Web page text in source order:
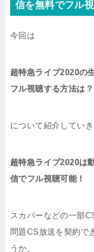
信を無料でフル
今回は
超特急ライブ2020の
フル視聴する方法は？
について紹介していき
超特急ライブ2020は
信でフル視聴可能！
スカパーなどの一部
問題CS放送を契約で
うか。